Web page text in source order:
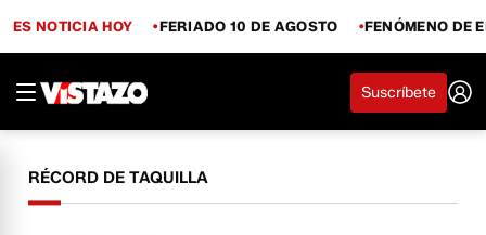
ES NOTICIA HOY FERIADO 10 DE AGOSTO FENÓMENO DE
Suscríbete
RÉCORD DE TAQUILLA